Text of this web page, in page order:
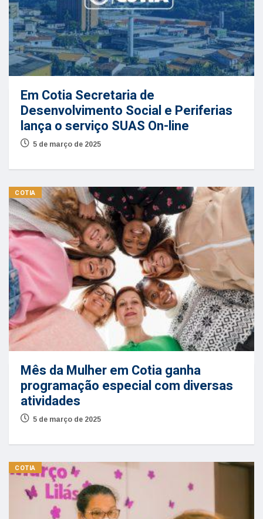
Em Cotia Secretaria de
Desenvolvimento Social e Periferias
lança o serviço SUAS On-line
5 de março de 2025
COTIA
Mês da Mulher em Cotia ganha
programação especial com diversas
atividades
5 de março de 2025
COTIA